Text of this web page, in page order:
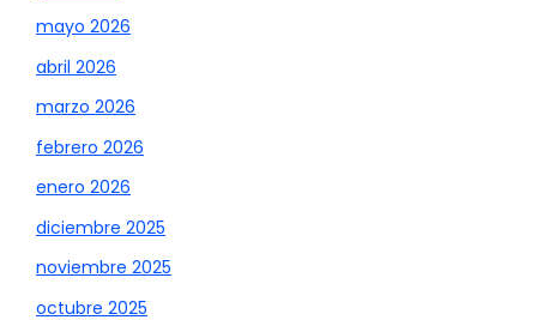
mayo 2026
abril 2026
marzo 2026
febrero 2026
enero 2026
diciembre 2025
noviembre 2025
octubre 2025